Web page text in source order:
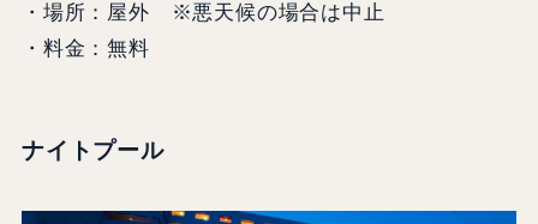
・場所：屋外 ※悪天候の場合は中止
・料金：無料
ナイトプール